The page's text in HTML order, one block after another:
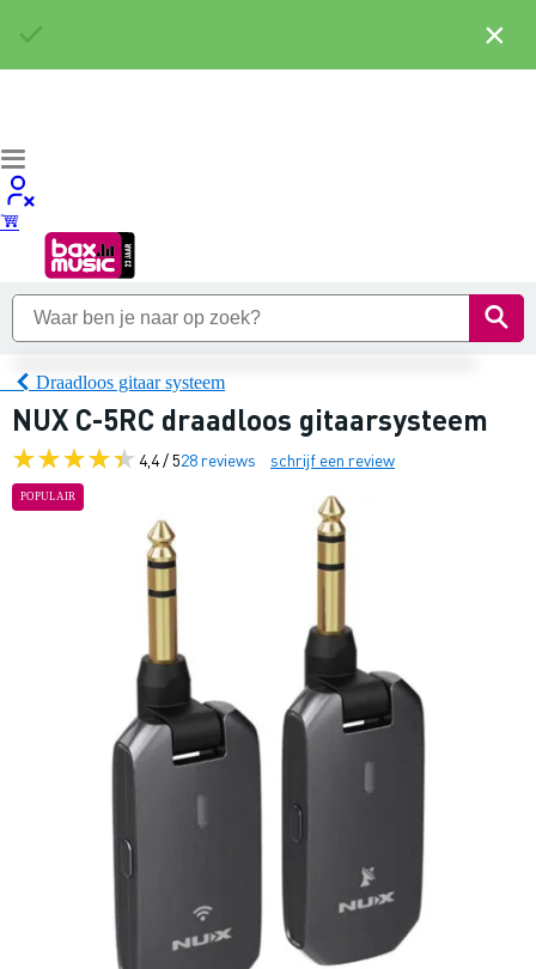
Draadloos gitaar systeem
NUX C-5RC draadloos gitaarsysteem
4,4 / 528 reviews schrijf een review
POPULAIR
×